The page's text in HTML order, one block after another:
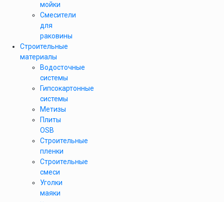
мойки
Смесители
для
раковины
Строительные
материалы
Водосточные
системы
Гипсокартонные
системы
Метизы
Плиты
OSB
Строительные
пленки
Строительные
смеси
Уголки
маяки